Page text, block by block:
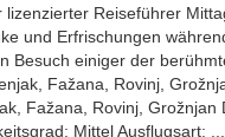
lizenzierter Reiseführer
und Erfrischungen
Besuch einiger der
Fažana, Rovinj,
Fažana, Rovinj, Grožnjan
Mittel Ausflugsart: ...